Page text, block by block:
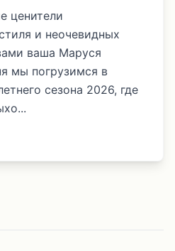
ценители
и неочевидных
ваша Маруся
мы погрузимся в
сезона 2026, где